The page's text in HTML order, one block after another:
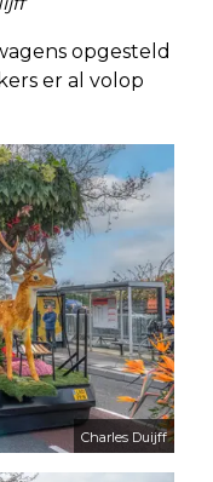
opgesteld
er al volop
Charles Duijff